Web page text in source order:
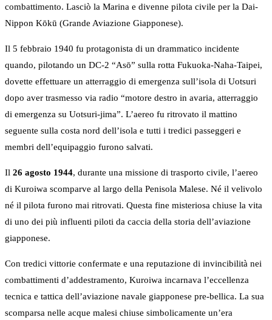
combattimento. Lasciò la Marina e divenne pilota civile per la Dai-
Nippon Kōkū (Grande Aviazione Giapponese).
Il 5 febbraio 1940 fu protagonista di un drammatico incidente
quando, pilotando un DC-2 “Asō” sulla rotta Fukuoka-Naha-Taipei,
dovette effettuare un atterraggio di emergenza sull’isola di Uotsuri
dopo aver trasmesso via radio “motore destro in avaria, atterraggio
di emergenza su Uotsuri-jima”. L’aereo fu ritrovato il mattino
seguente sulla costa nord dell’isola e tutti i tredici passeggeri e
membri dell’equipaggio furono salvati.
Il 26 agosto 1944, durante una missione di trasporto civile, l’aereo
di Kuroiwa scomparve al largo della Penisola Malese. Né il velivolo
né il pilota furono mai ritrovati. Questa fine misteriosa chiuse la vita
di uno dei più influenti piloti da caccia della storia dell’aviazione
giapponese.
Con tredici vittorie confermate e una reputazione di invincibilità nei
combattimenti d’addestramento, Kuroiwa incarnava l’eccellenza
tecnica e tattica dell’aviazione navale giapponese pre-bellica. La sua
scomparsa nelle acque malesi chiuse simbolicamente un’era